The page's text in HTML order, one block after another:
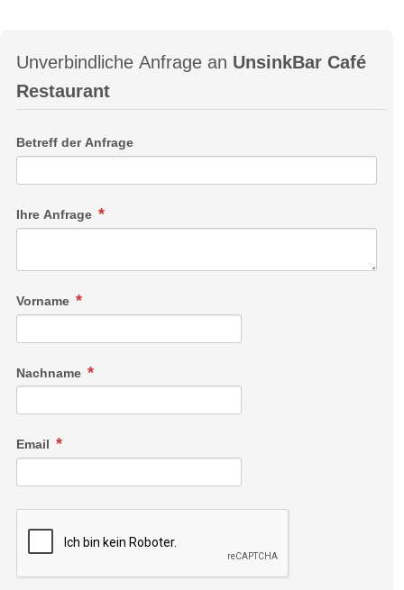
Unverbindliche Anfrage an UnsinkBar Café
Restaurant
Betreff der Anfrage
Ihre Anfrage
Vorname
Nachname
Email